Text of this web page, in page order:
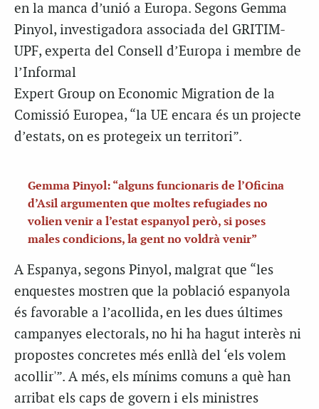
en la manca d’unió a Europa. Segons Gemma
Pinyol, investigadora associada del GRITIM-
UPF, experta del Consell d’Europa i membre de
l’Informal
Expert Group on Economic Migration de la
Comissió Europea, “la UE encara és un projecte
d’estats, on es protegeix un territori”.
Gemma Pinyol: “alguns funcionaris de l’Oficina
d’Asil argumenten que moltes refugiades no
volien venir a l’estat espanyol però, si poses
males condicions, la gent no voldrà venir”
A Espanya, segons Pinyol, malgrat que “les
enquestes mostren que la població espanyola
és favorable a l’acollida, en les dues últimes
campanyes electorals, no hi ha hagut interès ni
propostes concretes més enllà del ‘els volem
acollir'”. A més, els mínims comuns a què han
arribat els caps de govern i els ministres